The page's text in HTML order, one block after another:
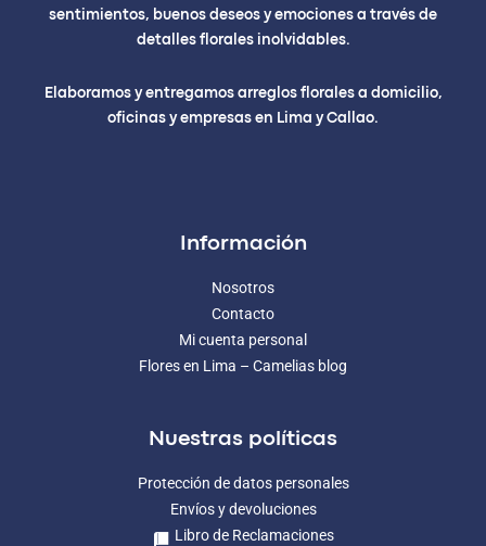
sentimientos, buenos deseos y emociones a través de
detalles florales inolvidables.
Elaboramos y entregamos arreglos florales a domicilio,
oficinas y empresas en Lima y Callao.
Información
Nosotros
Contacto
Mi cuenta personal
Flores en Lima – Camelias blog
Nuestras políticas
Protección de datos personales
Envíos y devoluciones
Libro de Reclamaciones